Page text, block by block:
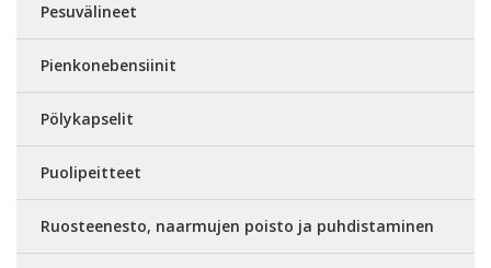
Pesuvälineet
Pienkonebensiinit
Pölykapselit
Puolipeitteet
Ruosteenesto, naarmujen poisto ja puhdistaminen